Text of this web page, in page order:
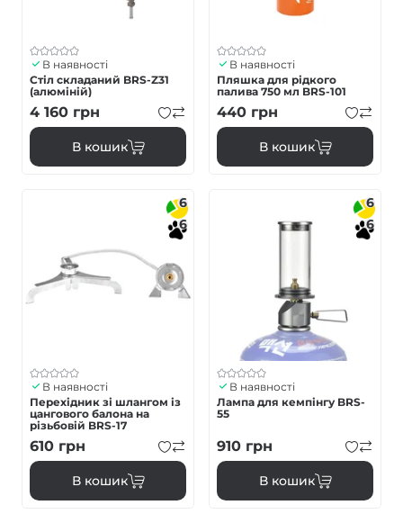
В наявності
Стіл складаний BRS-Z31
(алюміній)
4 160 грн
В кошик
В наявності
Пляшка для рідкого
палива 750 мл BRS-101
440 грн
В кошик
6
6
В наявності
Перехідник зі шлангом із
цангового балона на
різьбовій BRS-17
610 грн
В кошик
6
6
В наявності
Лампа для кемпінгу BRS-
55
910 грн
В кошик